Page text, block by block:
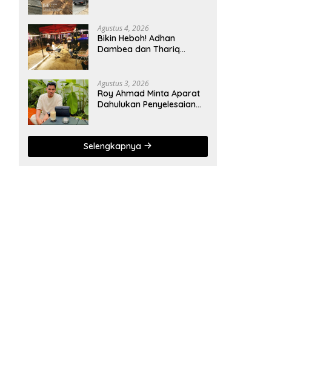
Agustus 4, 2026
Bikin Heboh! Adhan
Dambea dan Thariq
Agustus 3, 2026
Roy Ahmad Minta Aparat
Dahulukan Penyelesaian
Selengkapnya